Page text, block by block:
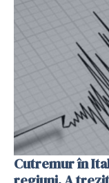
Cutremur în